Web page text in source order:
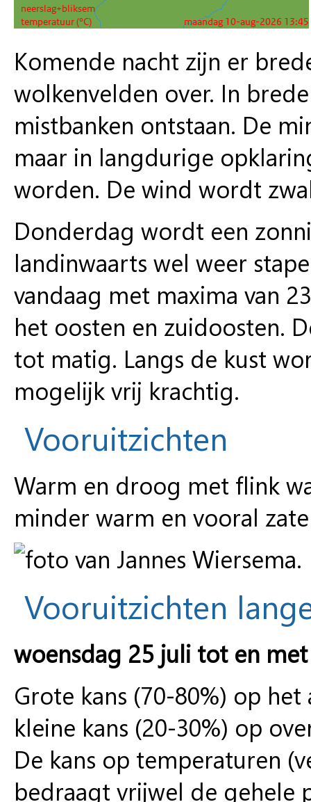
Komende nacht zijn er
wolkenvelden over. In
mistbanken ontstaan. De
maar in langdurige
worden. De wind wordt
Donderdag wordt een
landinwaarts wel weer
vandaag met maxima van
het oosten en zuidoosten.
tot matig. Langs de kust
mogelijk vrij krachtig.
Vooruitzichten
Warm en droog met flink
minder warm en vooral
Vooruitzichten
woensdag 25 juli tot en
Grote kans (70-80%) op
kleine kans (20-30%) op
De kans op temperaturen
bedraagt vrijwel de gehele